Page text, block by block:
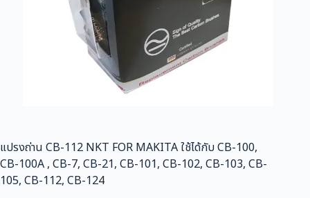
แปรงถ่าน CB-112 NKT FOR MAKITA ใช้ได้กับ CB-100,
CB-100A , CB-7, CB-21, CB-101, CB-102, CB-103, CB-
105, CB-112, CB-124